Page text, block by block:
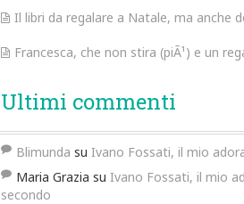
Il libri da regalare a Natale, ma anche
Francesca, che non stira (piÃ¹) e un
Ultimi commenti
Blimunda su Ivano Fossati, il mio
Maria Grazia su Ivano Fossati, il mio
secondo